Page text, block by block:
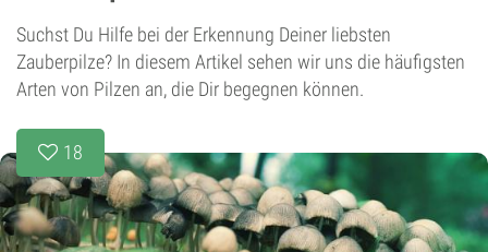
Suchst Du Hilfe bei der Erkennung Deiner liebsten
Zauberpilze? In diesem Artikel sehen wir uns die häufigsten
Arten von Pilzen an, die Dir begegnen können.
18